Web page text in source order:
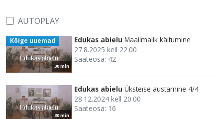
AUTOPLAY
30 min
Kõige uuemad Edukas abielu Maailmalik käitumine
27.8.2025 kell 22.00
Saateosa: 42
30 min
Edukas abielu Üksteise austamine 4/4
28.12.2024 kell 20.00
Saateosa: 16